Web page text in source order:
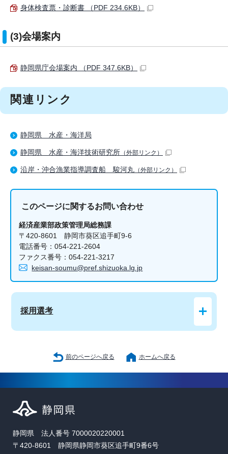
身体検査票・診断書 （PDF 234.6KB）
(3)会場案内
静岡県庁会場案内 （PDF 347.6KB）
関連リンク
静岡県 水産・海洋局
静岡県 水産・海洋技術研究所 （外部リンク）
沿岸・沖合漁業指導調査船 駿河丸 （外部リンク）
このページに関するお問い合わせ
経済産業部政策管理局総務課
〒420-8601 静岡市葵区追手町9-6
電話番号：054-221-2604
ファクス番号：054-221-3217
keisan-soumu@pref.shizuoka.lg.jp
採用選考
前のページへ戻る ホームへ戻る
静岡県 法人番号 7000020220001
〒420-8601 静岡県静岡市葵区追手町9番6号